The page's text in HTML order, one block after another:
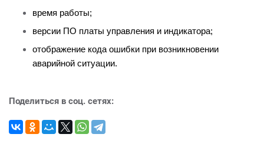
время работы;
версии ПО платы управления и индикатора;
отображение кода ошибки при возникновении
аварийной ситуации.
Поделиться в соц. сетях: